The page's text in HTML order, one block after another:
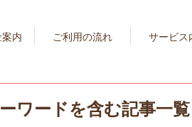
内 ご利用の流れ サービス
ワードを含む記事一覧